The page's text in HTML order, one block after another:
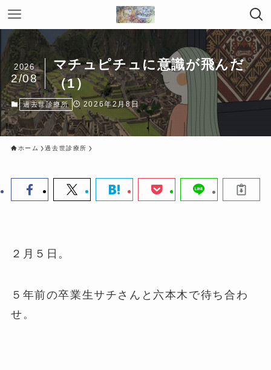
マチュピチュに意識が飛んだ
（1）
2026
2/08
過去世診療所 2026年2月8日
ホーム 過去世診療所
２月５日。
５年前の卒業生サチさんと六本木で待ち合わ
せ。